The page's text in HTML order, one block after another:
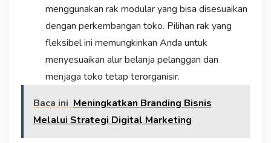
menggunakan rak modular yang bisa disesuaikan
dengan perkembangan toko. Pilihan rak yang
fleksibel ini memungkinkan Anda untuk
menyesuaikan alur belanja pelanggan dan
menjaga toko tetap terorganisir.
Baca ini Meningkatkan Branding Bisnis
Melalui Strategi Digital Marketing